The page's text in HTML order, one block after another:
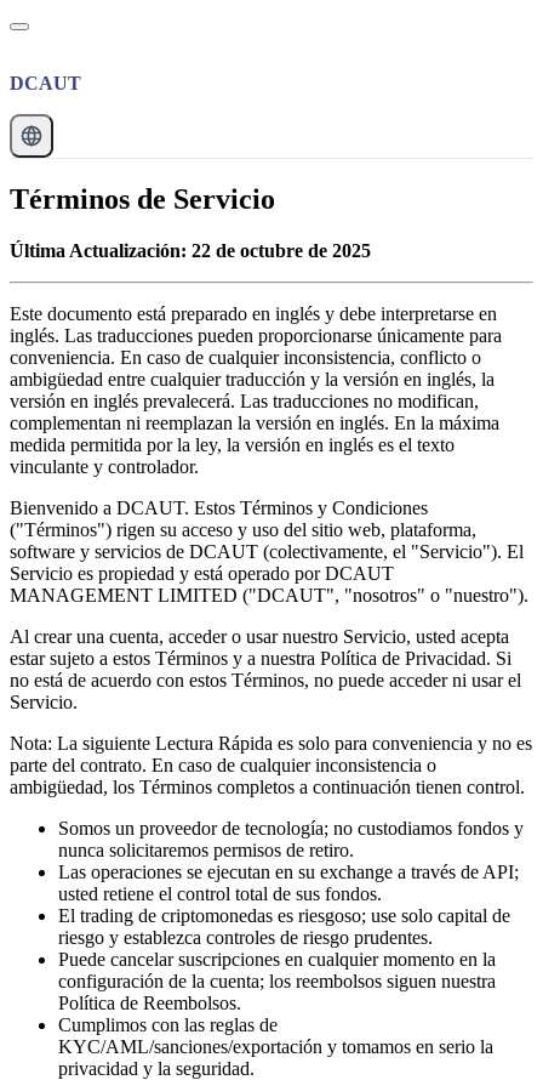
DCAUT
Términos de Servicio
Última Actualización: 22 de octubre de 2025
Este documento está preparado en inglés y debe interpretarse en
inglés. Las traducciones pueden proporcionarse únicamente para
conveniencia. En caso de cualquier inconsistencia, conflicto o
ambigüedad entre cualquier traducción y la versión en inglés, la
versión en inglés prevalecerá. Las traducciones no modifican,
complementan ni reemplazan la versión en inglés. En la máxima
medida permitida por la ley, la versión en inglés es el texto
vinculante y controlador.
Bienvenido a DCAUT. Estos Términos y Condiciones
("Términos") rigen su acceso y uso del sitio web, plataforma,
software y servicios de DCAUT (colectivamente, el "Servicio"). El
Servicio es propiedad y está operado por DCAUT
MANAGEMENT LIMITED ("DCAUT", "nosotros" o "nuestro").
Al crear una cuenta, acceder o usar nuestro Servicio, usted acepta
estar sujeto a estos Términos y a nuestra Política de Privacidad. Si
no está de acuerdo con estos Términos, no puede acceder ni usar el
Servicio.
Nota: La siguiente Lectura Rápida es solo para conveniencia y no es
parte del contrato. En caso de cualquier inconsistencia o
ambigüedad, los Términos completos a continuación tienen control.
Somos un proveedor de tecnología; no custodiamos fondos y
nunca solicitaremos permisos de retiro.
Las operaciones se ejecutan en su exchange a través de API;
usted retiene el control total de sus fondos.
El trading de criptomonedas es riesgoso; use solo capital de
riesgo y establezca controles de riesgo prudentes.
Puede cancelar suscripciones en cualquier momento en la
configuración de la cuenta; los reembolsos siguen nuestra
Política de Reembolsos.
Cumplimos con las reglas de
KYC/AML/sanciones/exportación y tomamos en serio la
privacidad y la seguridad.